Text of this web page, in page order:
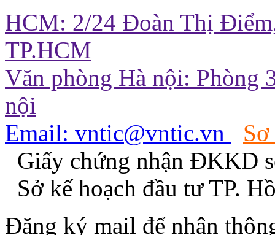
HCM: 2/24 Đoàn Thị
TP.HCM
Văn phòng Hà nội: Phòng
nội
Email: vntic@vntic.vn
Giấy chứng nhận ĐKKD
Sở kế hoạch đầu tư TP.
Đăng ký mail để nhận